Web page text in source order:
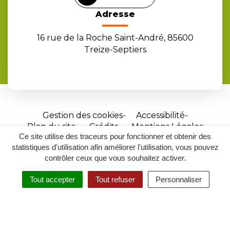
Ce site utilise des traceurs pour fonctionner et obtenir des
statistiques d'utilisation afin améliorer l'utilisation, vous pouvez
contrôler ceux que vous souhaitez activer.
Tout accepter Tout refuser Personnaliser
RECHERCHER
ACCESSIBILITÉ
Adresse
16 rue de la Roche Saint-André, 85600
Treize-Septiers
Gestion des cookies
Accessibilité
Plan du site
Crédits
Mentions Légales
Site
réalisé
par
Inovagora